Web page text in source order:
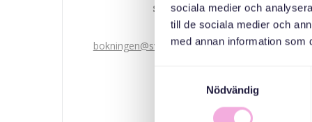
sociala medier och
till de sociala medier och
med annan information som
Nödvändig
Svenska med baby
Email
bokningen@svenskamedbaby.se
المنظمون المشاركون